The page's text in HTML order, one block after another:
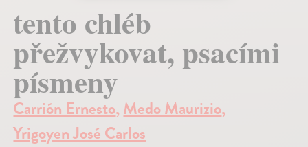
tento chléb
přežvykovat, psacími
písmeny
Carrión Ernesto,Medo Maurizio,
Yrigoyen José Carlos